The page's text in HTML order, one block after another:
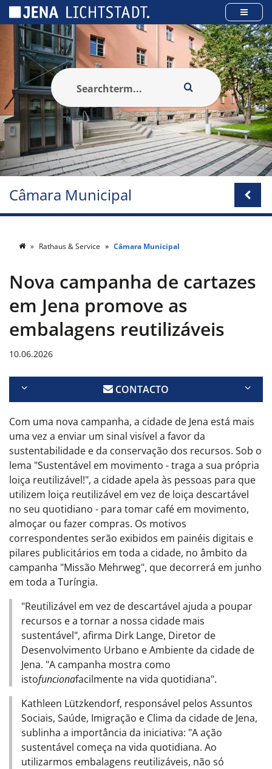
Câmara Municipal
Rathaus & Service Câmara Municipal
Nova campanha de cartazes
em Jena promove as
embalagens reutilizáveis
10.06.2026
CONTACTO
Com uma nova campanha, a cidade de Jena está mais
uma vez a enviar um sinal visível a favor da
sustentabilidade e da conservação dos recursos. Sob o
lema "Sustentável em movimento - traga a sua própria
loiça reutilizável!", a cidade apela às pessoas para que
utilizem loiça reutilizável em vez de loiça descartável
no seu quotidiano - para tomar café em movimento,
almoçar ou fazer compras. Os motivos
correspondentes serão exibidos em painéis digitais e
pilares publicitários em toda a cidade, no âmbito da
campanha "Missão Mehrweg", que decorrerá em junho
em toda a Turíngia.
"Reutilizável em vez de descartável ajuda a poupar
recursos e a tornar a nossa cidade mais
sustentável", afirma Dirk Lange, Diretor de
Desenvolvimento Urbano e Ambiente da cidade de
Jena. "A campanha mostra como
istofuncionafacilmente na vida quotidiana".
Kathleen Lützkendorf, responsável pelos Assuntos
Sociais, Saúde, Imigração e Clima da cidade de Jena,
sublinha a importância da iniciativa: "A ação
sustentável começa na vida quotidiana. Ao
utilizarmos embalagens reutilizáveis, não só
Cookies management panel